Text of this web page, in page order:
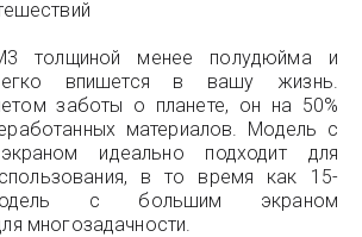
толщиной менее полудюйма и
легко впишется в вашу жизнь.
заботы о планете, он на 50%
материалов. Модель с
идеально подходит для
в то время как 15-
с большим экраном
многозадачности.